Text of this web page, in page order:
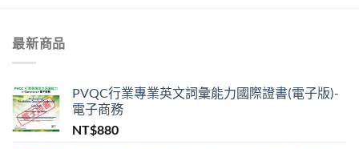
最新商品
PVQC行業專業英文詞彙能力國際證書(電子版)-
電子商務
NT$880